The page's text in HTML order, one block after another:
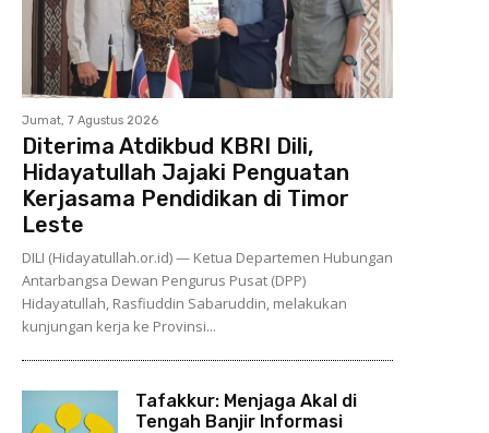
Jumat, 7 Agustus 2026
Diterima Atdikbud KBRI Dili,
Hidayatullah Jajaki Penguatan
Kerjasama Pendidikan di Timor
Leste
DILI (Hidayatullah.or.id) — Ketua Departemen Hubungan
Antarbangsa Dewan Pengurus Pusat (DPP)
Hidayatullah, Rasfiuddin Sabaruddin, melakukan
kunjungan kerja ke Provinsi...
Tafakkur: Menjaga Akal di
Tengah Banjir Informasi